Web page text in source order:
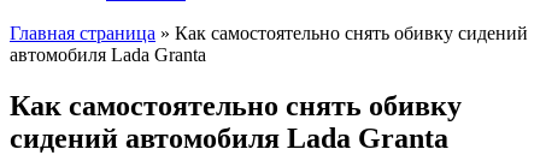
Главная страница » Как самостоятельно снять обивку сидений
автомобиля Lada Granta
Как самостоятельно снять обивку
сидений автомобиля Lada Granta